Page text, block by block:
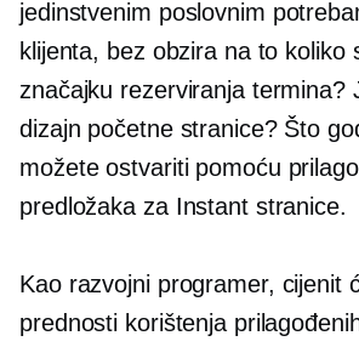
jedinstvenim poslovnim
klijenta, bez obzira na to koliko
značajku rezerviranja termina?
dizajn početne stranice? Što
možete ostvariti pomoću
predložaka za Instant stranice.
Kao razvojni programer, cijenit
prednosti korištenja